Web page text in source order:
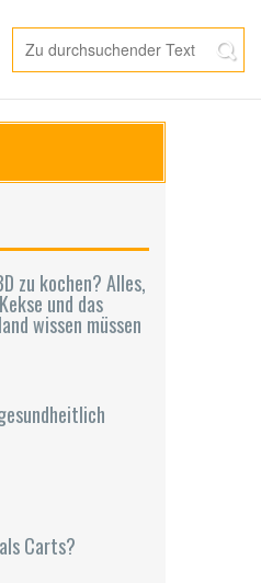
zu kochen? Alles,
und das
wissen müssen
Carts?